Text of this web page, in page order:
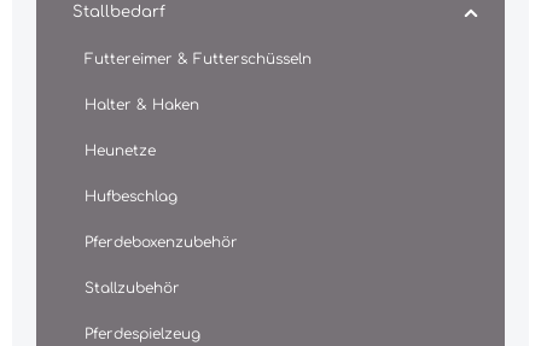
Stallbedarf
Futtereimer & Futterschüsseln
Halter & Haken
Heunetze
Hufbeschlag
Pferdeboxenzubehör
Stallzubehör
Pferdespielzeug